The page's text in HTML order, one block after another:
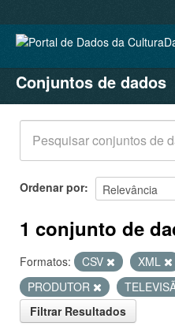
CONJUNTOS DE DADOS
ORGANIZAÇÕES
GRUPOS
SOBRE
Conjuntos de dados
Ordenar por
1 conjunto de
Formatos: CSV XML
PRODUTOR
Filtrar Resultados